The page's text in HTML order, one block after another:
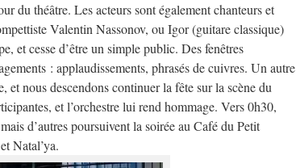
du théâtre. Les acteurs sont également chanteurs et
Valentin Nassonov, ou Igor (guitare classique)
et cesse d’être un simple public. Des fenêtres
: applaudissements, phrasés de cuivres. Un autre
et nous descendons continuer la fête sur la scène du
et l’orchestre lui rend hommage. Vers 0h30,
d’autres poursuivent la soirée au Café du Petit
Natal’ya.